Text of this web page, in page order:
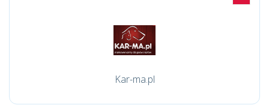
Kar-ma.pl